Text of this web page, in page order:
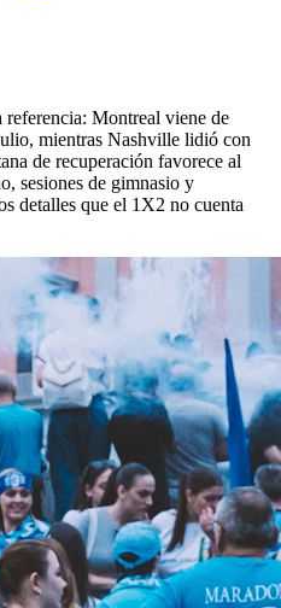
Montreal viene de
mientras Nashville lidió con
de recuperación favorece al
sesiones de gimnasio y
detalles que el 1X2 no cuenta